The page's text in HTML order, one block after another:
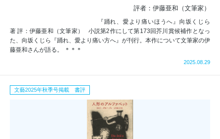
評者：伊藤亜和（文筆家）
『踊れ、愛より痛いほうへ』向坂くじら
著 評：伊藤亜和（文筆家） 小説第2作にして第173回芥川賞候補作となっ
た、向坂くじら『踊れ、愛より痛い方へ』が刊行。本作について文筆家の伊
藤亜和さんが語る。 ＊＊＊
2025.08.29
文藝2025年秋季号掲載 書評